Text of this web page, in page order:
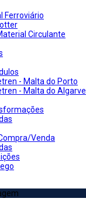
Ferroviário
Circulante
- Malta do Porto
- Malta do Algarve
Venda